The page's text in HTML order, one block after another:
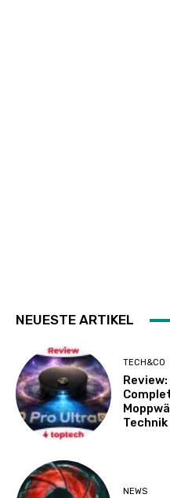
NEUESTE ARTIKEL
TECH&CO
Technik
NEWS